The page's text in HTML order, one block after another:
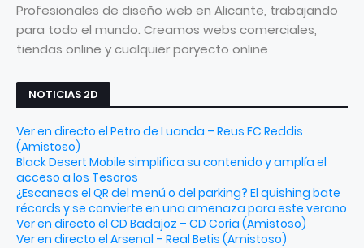
Profesionales de diseño web en Alicante, trabajando
para todo el mundo. Creamos webs comerciales,
tiendas online y cualquier poryecto online
NOTICIAS 2D
Ver en directo el Petro de Luanda – Reus FC Reddis
(Amistoso)
Black Desert Mobile simplifica su contenido y amplía el
acceso a los Tesoros
¿Escaneas el QR del menú o del parking? El quishing bate
récords y se convierte en una amenaza para este verano
Ver en directo el CD Badajoz – CD Coria (Amistoso)
Ver en directo el Arsenal – Real Betis (Amistoso)